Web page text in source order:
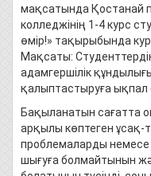
мақсатында Қостанай
колледжінің 1-4 курс
өмір!» тақырыбында
Мақсаты:
адамгершілік
қалыптастыруға ықпал
Бақыланатын сағатта
арқылы көптеген
проблемаларды
шығуға болмайтынын